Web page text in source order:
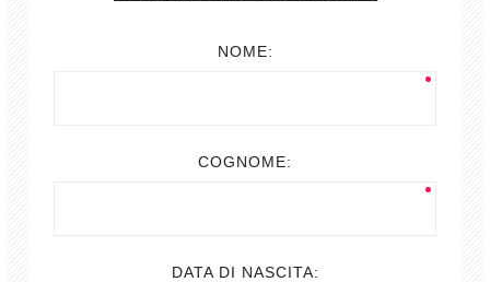
NOME:
COGNOME:
DATA DI NASCITA: